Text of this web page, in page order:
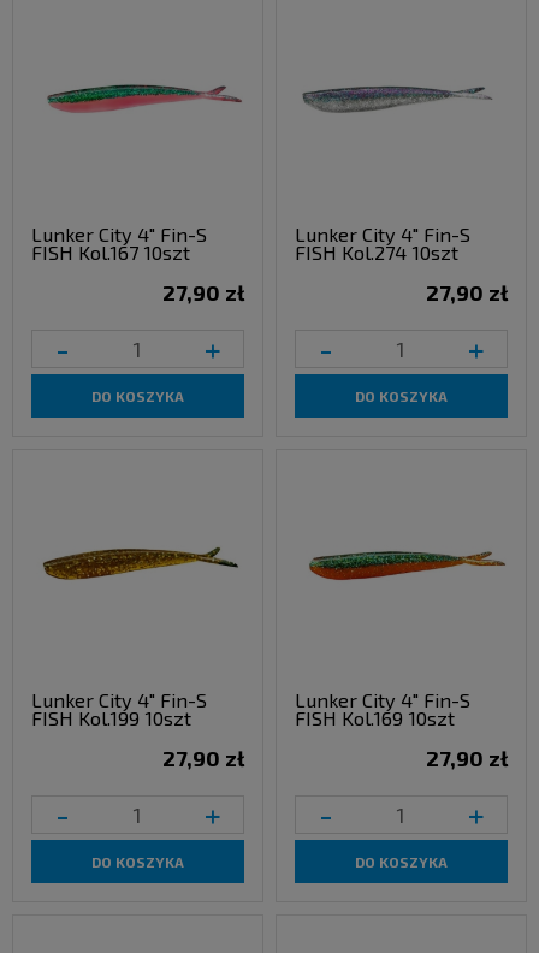
Lunker City 4" Fin-S
FISH Kol.167 10szt
27,90 zł
- +
DO KOSZYKA
Lunker City 4" Fin-S
FISH Kol.274 10szt
27,90 zł
- +
DO KOSZYKA
Lunker City 4" Fin-S
FISH Kol.199 10szt
27,90 zł
- +
DO KOSZYKA
Lunker City 4" Fin-S
FISH Kol.169 10szt
27,90 zł
- +
DO KOSZYKA